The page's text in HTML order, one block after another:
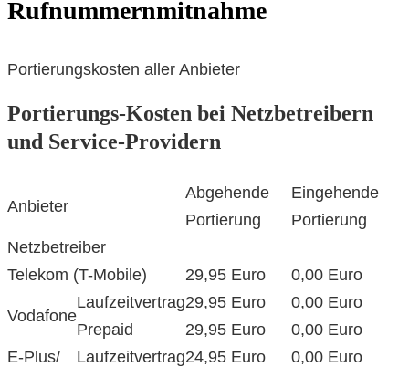
Rufnummernmitnahme
Portierungskosten aller Anbieter
Portierungs-Kosten bei Netzbetreibern
und Service-Providern
Anbieter
Abgehende
Portierung
Eingehende
Portierung
Netzbetreiber
Telekom (T-Mobile)
29,95 Euro 0,00 Euro
Vodafone
Laufzeitvertrag29,95 Euro
0,00 Euro
Prepaid
29,95 Euro
0,00 Euro
E-Plus/
Laufzeitvertrag24,95 Euro
0,00 Euro